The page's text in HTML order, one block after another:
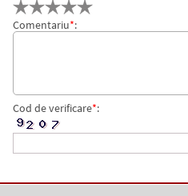
Comentariu*:
Cod de verificare*: